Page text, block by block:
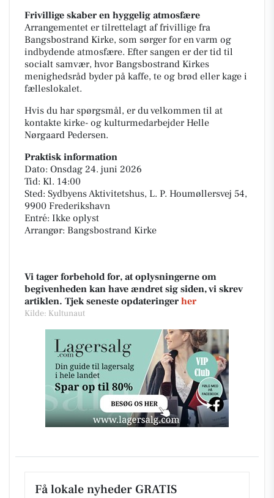
Frivillige skaber en hyggelig atmosfære
Arrangementet er tilrettelagt af frivillige fra
Bangsbostrand Kirke, som sørger for en varm og
indbydende atmosfære. Efter sangen er der tid til
socialt samvær, hvor Bangsbostrand Kirkes
menighedsråd byder på kaffe, te og brød eller kage i
fælleslokalet.
Hvis du har spørgsmål, er du velkommen til at
kontakte kirke- og kulturmedarbejder Helle
Nørgaard Pedersen.
Praktisk information
Dato: Onsdag 24. juni 2026
Tid: Kl. 14:00
Sted: Sydbyens Aktivitetshus, L. P. Houmøllersvej 54,
9900 Frederikshavn
Entré: Ikke oplyst
Arrangør: Bangsbostrand Kirke
Vi tager forbehold for, at oplysningerne om
begivenheden kan have ændret sig siden, vi skrev
artiklen. Tjek seneste opdateringer her
Kilde: Kultunaut
Få lokale nyheder GRATIS